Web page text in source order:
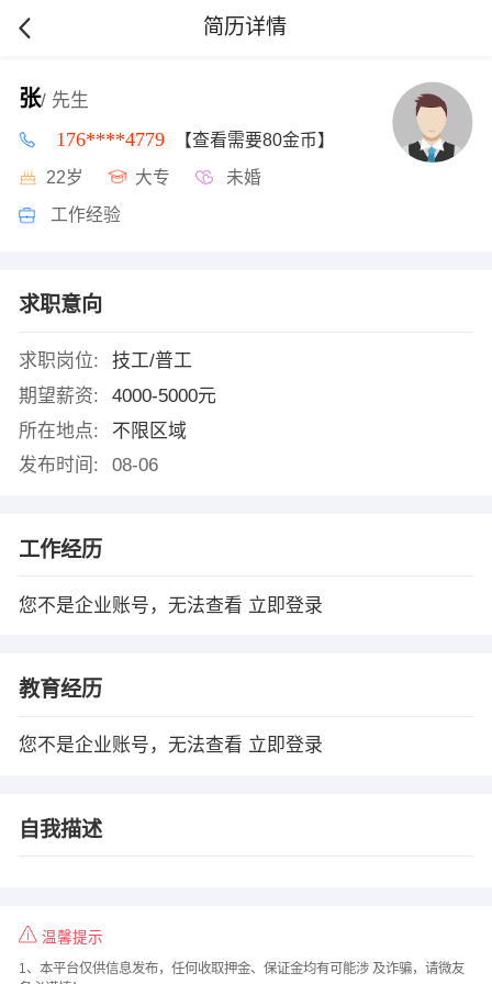
简历详情
张/ 先生
176****4779 【查看需要80金币】
22岁 大专 未婚
工作经验
求职意向
求职岗位:
技工/普工
期望薪资:
4000-5000元
所在地点:
不限区域
发布时间:
08-06
工作经历
您不是企业账号，无法查看 立即登录
教育经历
您不是企业账号，无法查看 立即登录
自我描述
温馨提示
1、本平台仅供信息发布，任何收取押金、保证金均有可能涉 及诈骗，请微友